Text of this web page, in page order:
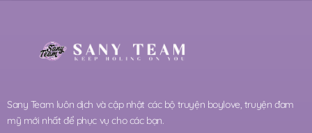
Sany Team luôn dịch và cập nhật các bộ truyện boylove, truyện đam
mỹ mới nhất để phục vụ cho các bạn.